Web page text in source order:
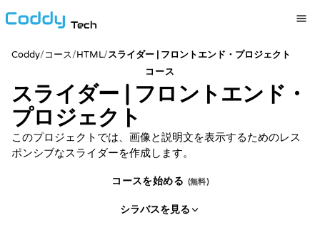
Tech
Coddy/コース/HTML/スライダー | フロントエンド・プロジェクト
コース
スライダー | フロントエンド・
プロジェクト
このプロジェクトでは、画像と説明文を表示するためのレス
ポンシブなスライダーを作成します。
コースを始める (無料)
シラバスを見る